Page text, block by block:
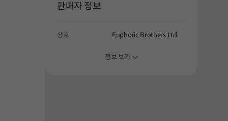
판매자 정보
상호 Euphoric Brothers Ltd.
정보 보기